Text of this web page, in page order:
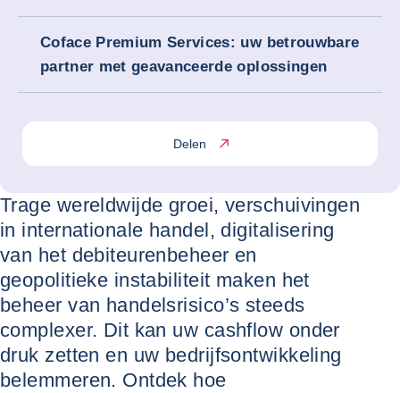
Coface Premium Services: uw betrouwbare
partner met geavanceerde oplossingen
Delen
Trage wereldwijde groei, verschuivingen
in internationale handel, digitalisering
van het debiteurenbeheer en
geopolitieke instabiliteit maken het
beheer van handelsrisico’s steeds
complexer. Dit kan uw cashflow onder
druk zetten en uw bedrijfsontwikkeling
belemmeren. Ontdek hoe